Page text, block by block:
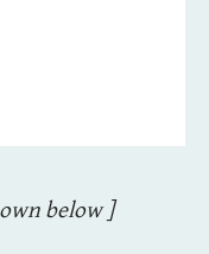
below ]